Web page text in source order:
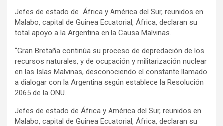
Jefes de estado de África y América del Sur, reunidos en
Malabo, capital de Guinea Ecuatorial, África, declaran su
total apoyo a la Argentina en la Causa Malvinas.
“Gran Bretaña continúa su proceso de depredación de los
recursos naturales, y de ocupación y militarización nuclear
en las Islas Malvinas, desconociendo el constante llamado
a dialogar con la Argentina según establece la Resolución
2065 de la ONU.
Jefes de estado de África y América del Sur, reunidos en
Malabo, capital de Guinea Ecuatorial, África, declaran su